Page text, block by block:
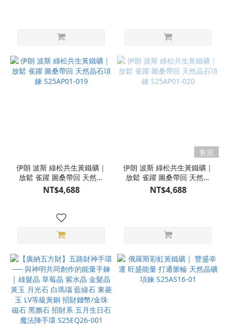
伊朗 波斯 綠松共生黃鐵礦｜
放鬆 雀躍 圖桑帶回 天然晶
石項鍊 S25AP01-019
NT$4,688
售完
伊朗 波斯 綠松共生黃鐵礦｜
放鬆 雀躍 圖桑帶回 天然晶
石項鍊 S25AP01-020
NT$4,688